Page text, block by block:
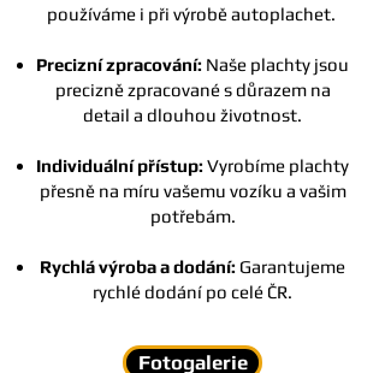
používáme i při výrobě autoplachet.
Precizní zpracování: Naše plachty jsou
precizně zpracované s důrazem na
detail a dlouhou životnost.
Individuální přístup:Vyrobíme plachty
přesně na míru vašemu vozíku a vašim
potřebám.
Rychlá výroba a dodání: Garantujeme
rychlé dodání po celé ČR.
Fotogalerie